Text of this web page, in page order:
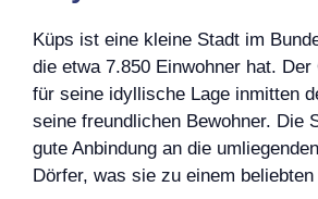
Küps ist eine kleine Stadt im
die etwa 7.850 Einwohner hat.
für seine idyllische Lage inmitten
seine freundlichen Bewohner. Die
gute Anbindung an die
Dörfer, was sie zu einem